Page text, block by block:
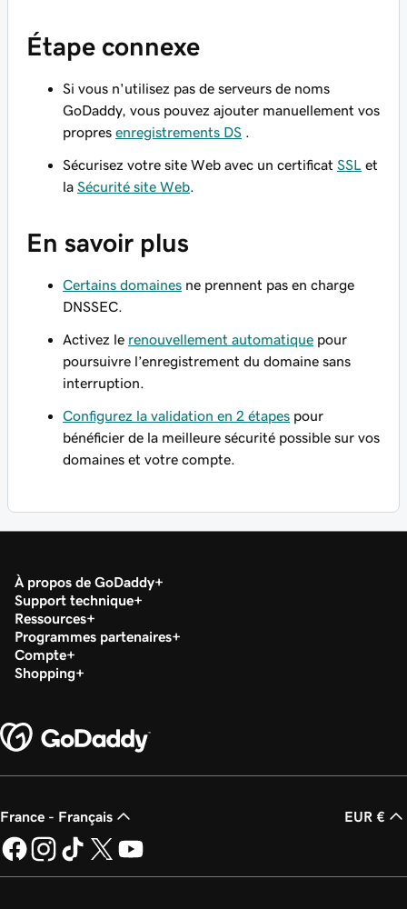
Étape connexe
Si vous n'utilisez pas de serveurs de noms
GoDaddy, vous pouvez ajouter manuellement vos
propres enregistrements DS
Sécurisez votre site Web avec un certificat SSL
et
la Sécurité site Web
En savoir plus
Certains domaines ne prennent pas en charge
DNSSEC.
Activez le renouvellement automatique pour
poursuivre l’enregistrement du domaine sans
interruption.
Configurez la validation en 2 étapes pour
bénéficier de la meilleure sécurité possible sur vos
domaines et votre compte.
À propos de GoDaddy
Support technique
Ressources
Programmes partenaires
Compte
Shopping
France - Français EUR €